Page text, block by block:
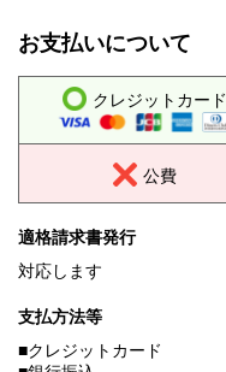
お支払いについて
クレジットカード
公費
適格請求書発行
対応します
支払方法等
■クレジットカード